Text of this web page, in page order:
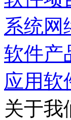
系统网
软件产
应用软
关于我